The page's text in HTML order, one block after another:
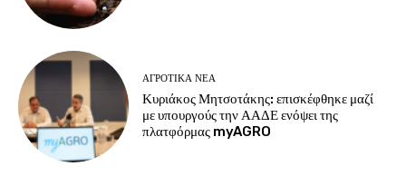
ΑΓΡΟΤΙΚΆ ΝΈΑ
Κυριάκος Μητσοτάκης: επισκέφθηκε μαζί
με υπουργούς την ΑΑΔΕ ενόψει της
πλατφόρμας myAGRO